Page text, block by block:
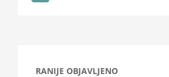
RANIJE OBJAVLJENO